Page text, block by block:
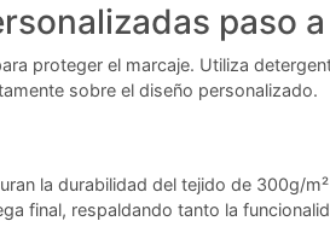
paso
proteger el marcaje. Utiliza
sobre el diseño personalizado.
la durabilidad del tejido de 300g/
final, respaldando tanto la